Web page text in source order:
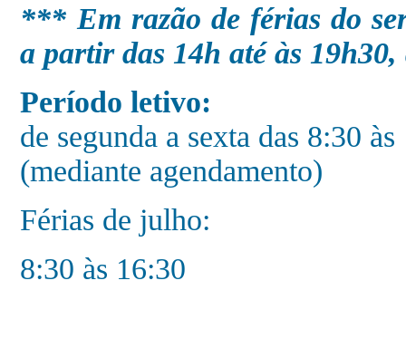
*** Em razão de férias do
a partir das 14h até às
Período letivo:
de segunda a sexta das 8:30
(mediante agendamento)
Férias de julho:
8:30 às 16:30